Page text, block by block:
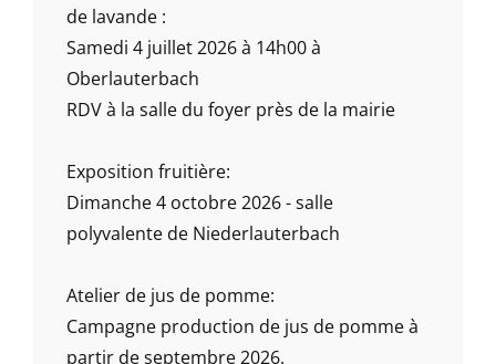
de lavande :
Samedi 4 juillet 2026 à 14h00 à
Oberlauterbach
RDV à la salle du foyer près de la mairie
Exposition fruitière:
Dimanche 4 octobre 2026 - salle
polyvalente de Niederlauterbach
Atelier de jus de pomme:
Campagne production de jus de pomme à
partir de septembre 2026.